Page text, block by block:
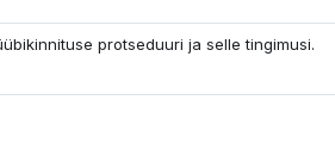
protseduuri ja selle tingimusi.